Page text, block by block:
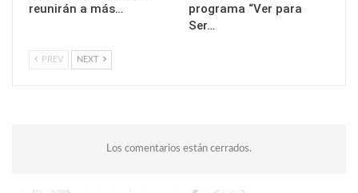
reunirán a más…
programa “Ver para
Ser…
PREV NEXT
Los comentarios están cerrados.